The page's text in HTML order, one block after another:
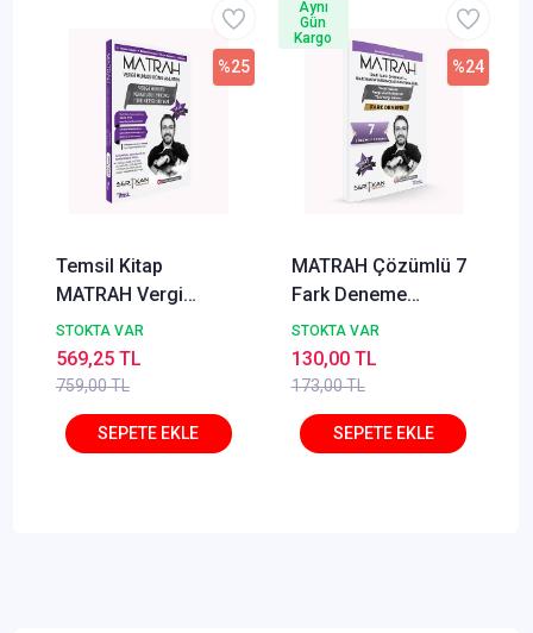
Temsil Kitap
MATRAH Vergi
Hukuku Konu
Anlatımı Sertkan
Erdurmaz
STOKTA VAR
759,00 TL
%25
569,25 TL
MATRAH Çözümlü 7
Fark Deneme
Sertkan Erdurmaz
Temsil Kitap
STOKTA VAR
173,00 TL
%24
130,00 TL
Aynı
Gün
Kargo